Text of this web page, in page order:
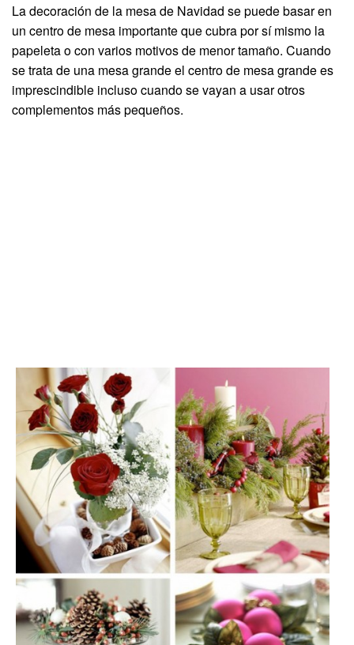
La decoración de la mesa de Navidad se puede basar en
un centro de mesa importante que cubra por sí mismo la
papeleta o con varios motivos de menor tamaño. Cuando
se trata de una mesa grande el centro de mesa grande es
imprescindible incluso cuando se vayan a usar otros
complementos más pequeños.